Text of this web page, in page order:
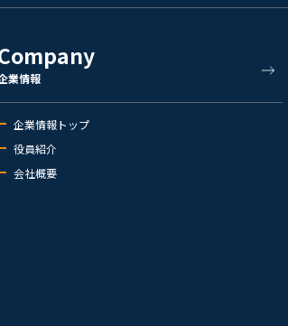
業情報
企業情報トップ
役員紹介
会社概要